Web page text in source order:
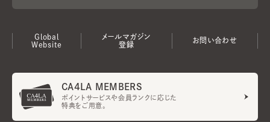
Global
Website
メールマガジン
登録
お問い合わせ
CA4LA MEMBERS
ポイントサービスや会員ランクに応じた
特典をご用意。